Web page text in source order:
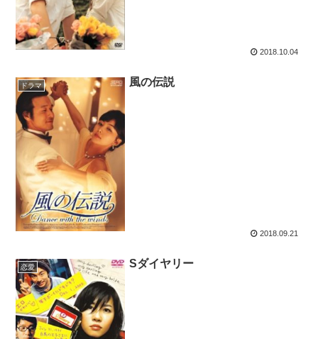
2018.10.04
ドラマ 風の伝説
2018.09.21
恋愛 Sダイヤリー